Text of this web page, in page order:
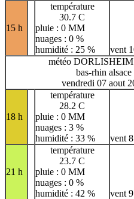
15 h
température
30.7 C
pluie : 0 MM
nuages : 0 %
humidité : 25 %
vent
météo
bas-rhin alsace
vendredi 07 aout
18 h
température
28.2 C
pluie : 0 MM
nuages : 3 %
humidité : 33 %
vent
21 h
température
23.7 C
pluie : 0 MM
nuages : 0 %
humidité : 42 %
vent